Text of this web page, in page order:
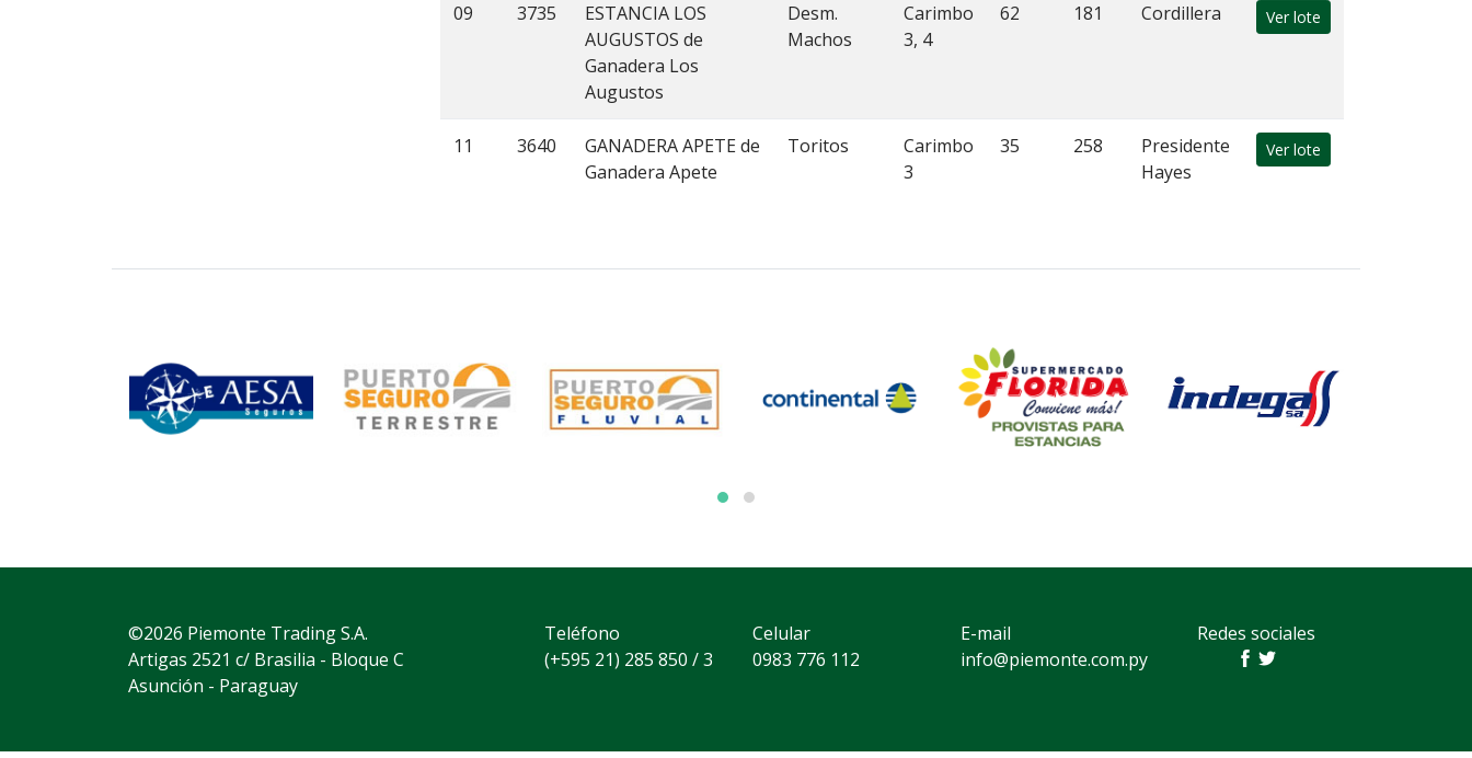
09 3735
ESTANCIA LOS
AUGUSTOS de
Ganadera Los
Augustos
Desm.
Machos
Carimbo
3, 4
62 181 Cordillera Ver lote
11 3640
GANADERA APETE de
Ganadera Apete
Toritos
Carimbo
3
35 258
Presidente
Hayes
Ver lote
©2026 Piemonte Trading S.A.
Artigas 2521 c/ Brasilia - Bloque C
Asunción - Paraguay
Teléfono
(+595 21) 285 850 / 3
Celular
0983 776 112
E-mail
info@piemonte.com.py
Redes sociales